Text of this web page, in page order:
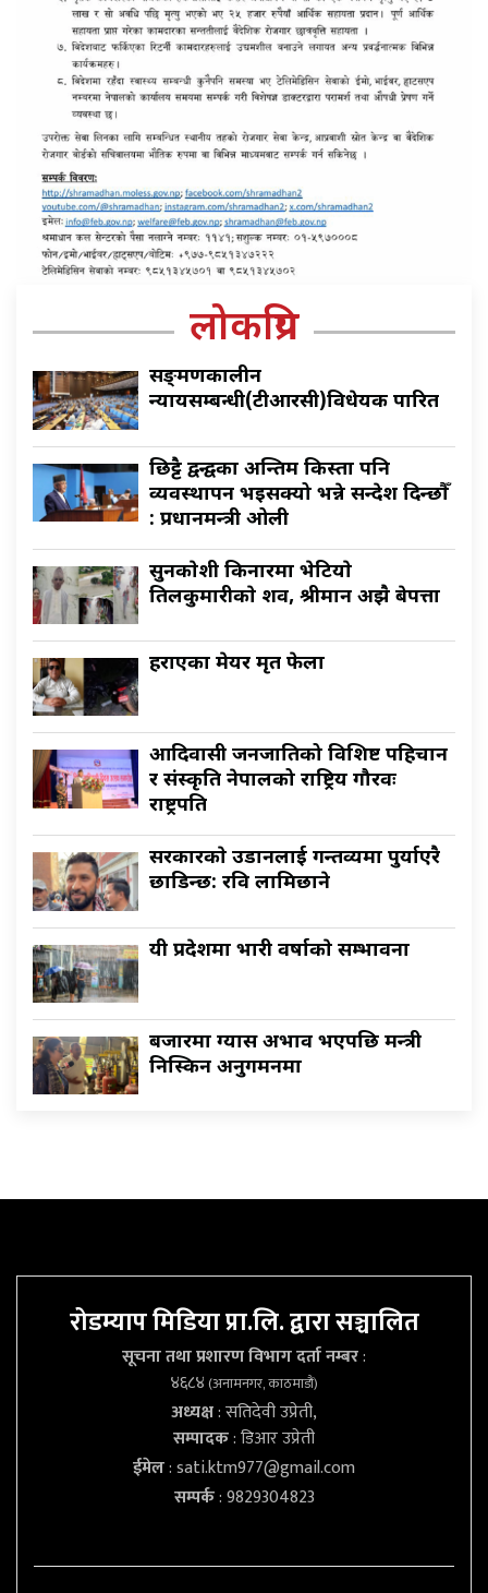
लोकप्रिय
सङ्क्रमणकालीन
न्यायसम्बन्धी(टीआरसी)विधेयक पारित
छिट्टै द्वन्द्वका अन्तिम किस्ता पनि
व्यवस्थापन भइसक्यो भन्ने सन्देश दिन्छौँ
: प्रधानमन्त्री ओली
सुनकाेशी किनारमा भेटियाे
तिलकुमारीकाे शव, श्रीमान अझै बेपत्ता
हराएका मेयर मृत फेला
आदिवासी जनजातिको विशिष्ट पहिचान
र संस्कृति नेपालको राष्ट्रिय गौरवः
राष्ट्रपति
सरकारकाे उडानलाई गन्तव्यमा पुर्याएरै
छाडिन्छ: रवि लामिछाने
यी प्रदेशमा भारी वर्षाकाे सम्भावना
बजारमा ग्यास अभाव भएपछि मन्त्री
निस्किन अनुगमनमा
रोडम्याप मिडिया प्रा.लि. द्वारा सञ्चालित
सूचना तथा प्रशारण विभाग दर्ता नम्बर:
४६८४(अनामनगर, काठमाडौं)
अध्यक्ष: सतिदेवी उप्रेती,
सम्पादक: डिआर उप्रेती
ईमेल:sati.ktm977@gmail.com
सम्पर्क: 9829304823